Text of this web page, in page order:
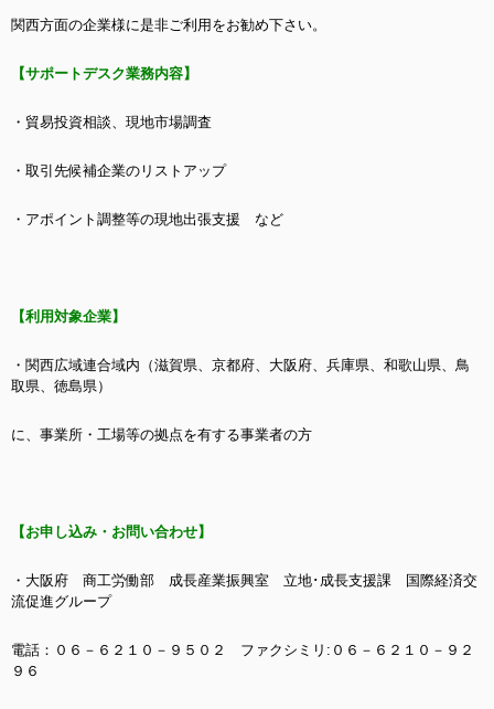
関西方面の企業様に是非ご利用をお勧め下さい。
【サポートデスク業務内容】
・貿易投資相談、現地市場調査
・取引先候補企業のリストアップ
・アポイント調整等の現地出張支援 など
【利用対象企業】
・関西広域連合域内（滋賀県、京都府、大阪府、兵庫県、和歌山県、鳥
取県、徳島県）
に、事業所・工場等の拠点を有する事業者の方
【お申し込み・お問い合わせ】
・大阪府 商工労働部 成長産業振興室 立地･成長支援課 国際経済交
流促進グループ
電話：０６－６２１０－９５０２ ファクシミリ:０６－６２１０－９２
９６